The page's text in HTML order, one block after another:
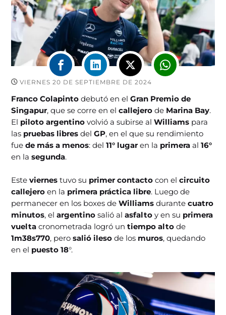
VIERNES 20 DE SEPTIEMBRE DE 2024
Franco Colapintodebutó en elGran Premio de
Singapur, que se corre en elcallejerode Marina Bay.
El piloto argentinovolvió a subirse alWilliams para
las pruebas libresdelGP, en el que su rendimiento
fuede más a menos: del11° lugaren la primeraal16°
en lasegunda.
Esteviernestuvo su primer contactocon elcircuito
callejeroen la primera práctica libre. Luego de
permanecer en los boxes deWilliamsdurantecuatro
minutos, elargentinosalió alasfaltoy en su primera
vueltacronometrada logró untiempo altode
1m38s770, perosalió ilesode los muros, quedando
en el puesto 18°.